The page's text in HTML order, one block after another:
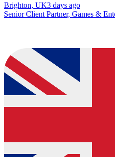
Brighton, UK3 days ago
Senior Client Partner, Games &